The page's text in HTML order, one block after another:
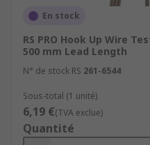
En stock
RS PRO Hook Up Wire
500 mm Lead Length
N° de stock RS 261-6544
Sous-total (1 unité)
6,19 €(TVA exclue)
Quantité